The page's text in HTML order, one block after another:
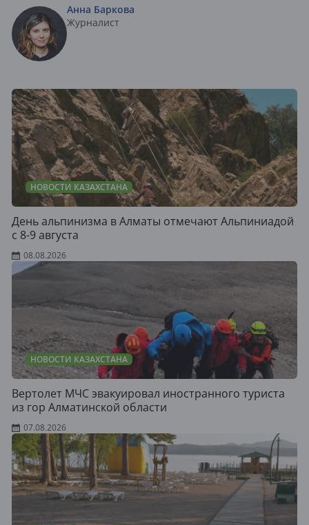
Анна Баркова
Журналист
НОВОСТИ КАЗАХСТАНА
День альпинизма в Алматы отмечают Альпиниадой
с 8-9 августа
08.08.2026
НОВОСТИ КАЗАХСТАНА
Вертолет МЧС эвакуировал иностранного туриста
из гор Алматинской области
07.08.2026